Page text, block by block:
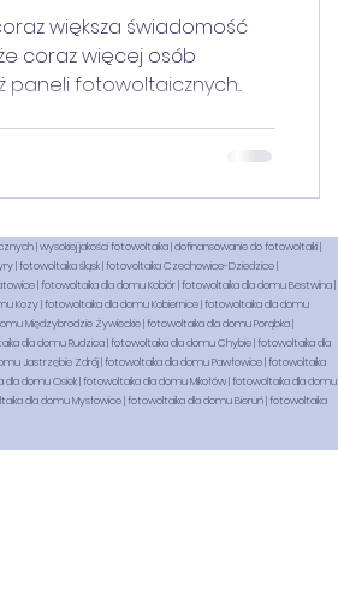
większa świadomość
coraz więcej osób
fotowoltaicznych...
| wysokiej jakości fotowoltaika | dofinansowanie do fotowoltaiki |
| fotowoltaika śląsk | fotovoltaika Czechowice-Dziedzice |
| fotowoltaika dla domu Kobiór | fotowoltaika dla domu Bestwina |
Kozy | fotowoltaika dla domu Kobiernice | fotowoltaika dla domu
Międzybrodzie Żywieckie | fotowoltaika dla domu Porąbka |
dla domu Rudzica | fotowoltaika dla domu Chybie | fotowoltaika dla
Jastrzębie Zdrój | fotowoltaika dla domu Pawłowice | fotowoltaika
domu Osiek | fotowoltaika dla domu Mikołów | fotowoltaika dla domu
dla domu Mysłowice | fotowoltaika dla domu Bieruń | fotowoltaika